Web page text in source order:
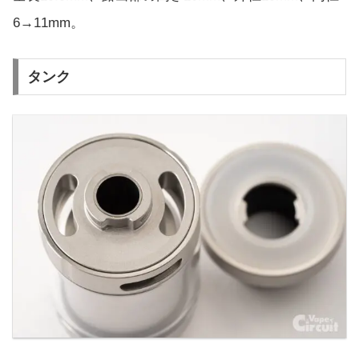
6→11mm。
タンク